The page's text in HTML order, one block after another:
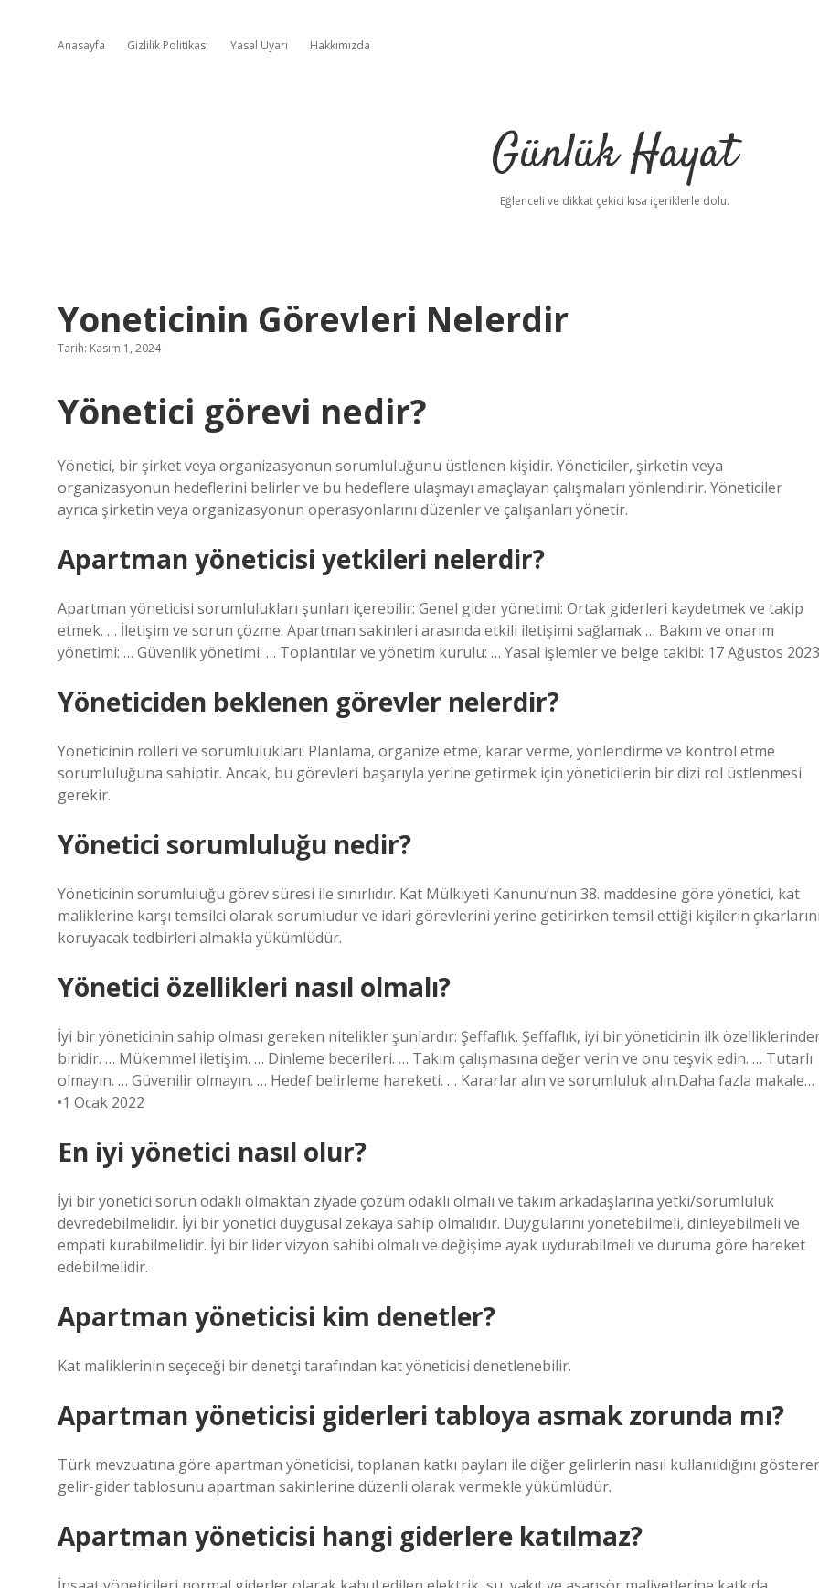
Anasayfa Gizlilik Politikası Yasal Uyarı Hakkımızda
Günlük Hayat
Eğlenceli ve dikkat çekici kısa içeriklerle dolu.
Yoneticinin Görevleri Nelerdir
Tarih: Kasım 1, 2024
Yönetici görevi nedir?
Yönetici, bir şirket veya organizasyonun sorumluluğunu üstlenen kişidir. Yöneticiler, şirketin veya
organizasyonun hedeflerini belirler ve bu hedeflere ulaşmayı amaçlayan çalışmaları yönlendirir. Yöneticiler
ayrıca şirketin veya organizasyonun operasyonlarını düzenler ve çalışanları yönetir.
Apartman yöneticisi yetkileri nelerdir?
Apartman yöneticisi sorumlulukları şunları içerebilir: Genel gider yönetimi: Ortak giderleri kaydetmek ve takip
etmek. … İletişim ve sorun çözme: Apartman sakinleri arasında etkili iletişimi sağlamak … Bakım ve onarım
yönetimi: … Güvenlik yönetimi: … Toplantılar ve yönetim kurulu: … Yasal işlemler ve belge takibi: 17 Ağustos 2023
Yöneticiden beklenen görevler nelerdir?
Yöneticinin rolleri ve sorumlulukları: Planlama, organize etme, karar verme, yönlendirme ve kontrol etme
sorumluluğuna sahiptir. Ancak, bu görevleri başarıyla yerine getirmek için yöneticilerin bir dizi rol üstlenmesi
gerekir.
Yönetici sorumluluğu nedir?
Yöneticinin sorumluluğu görev süresi ile sınırlıdır. Kat Mülkiyeti Kanunu’nun 38. maddesine göre yönetici, kat
maliklerine karşı temsilci olarak sorumludur ve idari görevlerini yerine getirirken temsil ettiği kişilerin çıkarlarını
koruyacak tedbirleri almakla yükümlüdür.
Yönetici özellikleri nasıl olmalı?
İyi bir yöneticinin sahip olması gereken nitelikler şunlardır: Şeffaflık. Şeffaflık, iyi bir yöneticinin ilk
biridir. … Mükemmel iletişim. … Dinleme becerileri. … Takım çalışmasına değer verin ve onu teşvik edin. … Tutarlı
olmayın. … Güvenilir olmayın. … Hedef belirleme hareketi. … Kararlar alın ve sorumluluk alın.Daha fazla makale…
•1 Ocak 2022
En iyi yönetici nasıl olur?
İyi bir yönetici sorun odaklı olmaktan ziyade çözüm odaklı olmalı ve takım arkadaşlarına yetki/sorumluluk
devredebilmelidir. İyi bir yönetici duygusal zekaya sahip olmalıdır. Duygularını yönetebilmeli, dinleyebilmeli ve
empati kurabilmelidir. İyi bir lider vizyon sahibi olmalı ve değişime ayak uydurabilmeli ve duruma göre hareket
edebilmelidir.
Apartman yöneticisi kim denetler?
Kat maliklerinin seçeceği bir denetçi tarafından kat yöneticisi denetlenebilir.
Apartman yöneticisi giderleri tabloya asmak zorunda mı?
Türk mevzuatına göre apartman yöneticisi, toplanan katkı payları ile diğer gelirlerin nasıl kullanıldığını
gelir-gider tablosunu apartman sakinlerine düzenli olarak vermekle yükümlüdür.
Apartman yöneticisi hangi giderlere katılmaz?